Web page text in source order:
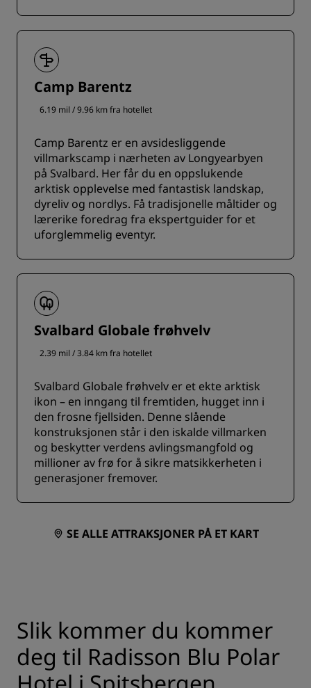
Camp Barentz
6.19 mil / 9.96 km fra hotellet
Camp Barentz er en avsidesliggende
villmarkscamp i nærheten av Longyearbyen
på Svalbard. Her får du en oppslukende
arktisk opplevelse med fantastisk landskap,
dyreliv og nordlys. Få tradisjonelle måltider og
lærerike foredrag fra ekspertguider for et
uforglemmelig eventyr.
Svalbard Globale frøhvelv
2.39 mil / 3.84 km fra hotellet
Svalbard Globale frøhvelv er et ekte arktisk
ikon – en inngang til fremtiden, hugget inn i
den frosne fjellsiden. Denne slående
konstruksjonen står i den iskalde villmarken
og beskytter verdens avlingsmangfold og
millioner av frø for å sikre matsikkerheten i
generasjoner fremover.
SE ALLE ATTRAKSJONER PÅ ET KART
Slik kommer du kommer
deg til Radisson Blu Polar